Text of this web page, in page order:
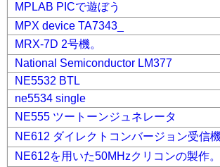
MPLAB PICで遊ぼう
MPX device TA7343_
MRX-7D 2号機。
National Semiconductor LM377
NE5532 BTL
ne5534 single
NE555 ツートーンジュネレータ
NE612 ダイレクトコンバージョン受信
NE612を用いた50MHzクリコンの製作